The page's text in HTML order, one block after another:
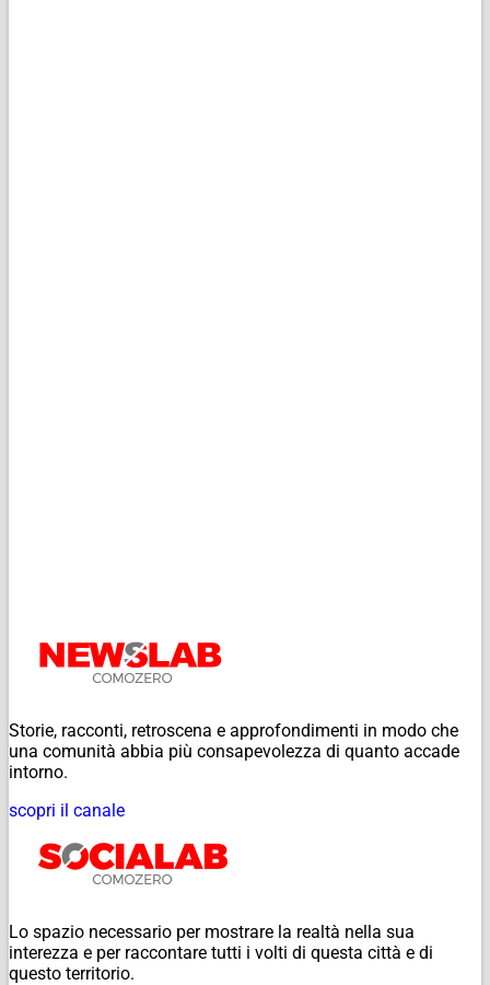
Storie, racconti, retroscena e approfondimenti in modo che
una comunità abbia più consapevolezza di quanto accade
intorno.
scopri il canale
Lo spazio necessario per mostrare la realtà nella sua
interezza e per raccontare tutti i volti di questa città e di
questo territorio.